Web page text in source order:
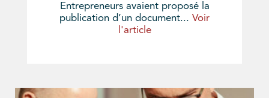
Entrepreneurs avaient proposé la
publication d’un document... Voir
l'article